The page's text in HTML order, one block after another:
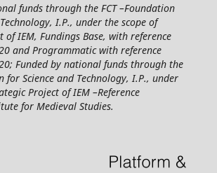
funds through the FCT –Foundation
I.P., under the scope of
of IEM, Fundings Base, with reference
and Programmatic with reference
Funded by national funds through the
for Science and Technology, I.P., under
Project of IEM –Reference
for Medieval Studies.